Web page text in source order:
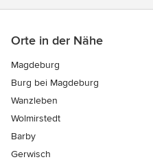
Orte in der Nähe
Magdeburg
Burg bei Magdeburg
Wanzleben
Wolmirstedt
Barby
Gerwisch